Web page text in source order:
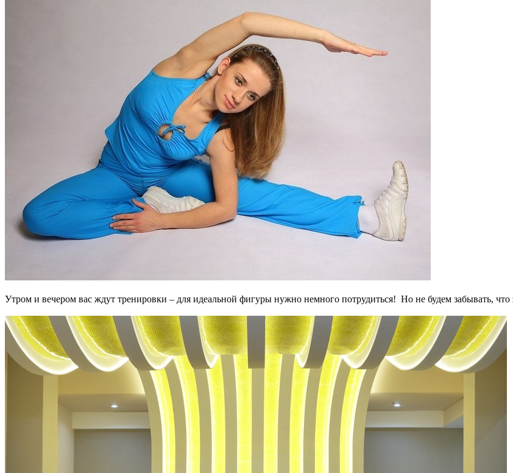
Утром и вечером вас ждут тренировки – для идеальной фигуры нужно немного потрудиться! Но не будем забывать, что